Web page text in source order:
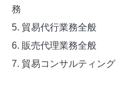
務
5. 貿易代行業務全般
6. 販売代理業務全般
7. 貿易コンサルティング